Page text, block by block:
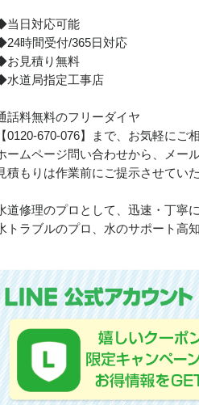
当日対応可能
時間受付/365日対応
お見積り無料
水道局指定工事店
話料無料のフリーダイヤ
【0120-670-076】まで、お気軽にご
ームページ問い合わせから、メー
積もりは作業前にご提示させてい
道修理のプロとして、迅速・丁寧
トラブルのプロ、水のサポート